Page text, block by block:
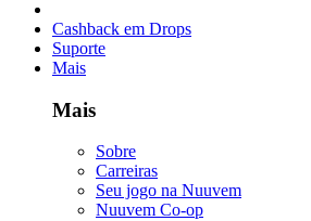
Cashback em Drops
Suporte
Mais
Mais
Sobre
Carreiras
Seu jogo na Nuuvem
Nuuvem Co-op